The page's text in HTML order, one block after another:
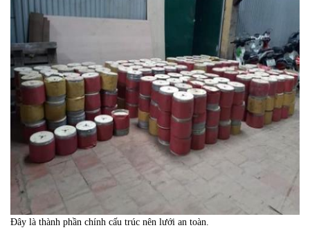
Đây là thành phần chính cấu trúc nên lưới an toàn.